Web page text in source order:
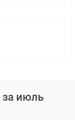
за июль